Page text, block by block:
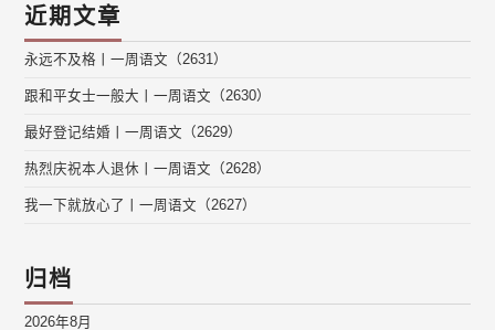
近期文章
永远不及格丨一周语文（2631）
跟和平女士一般大丨一周语文（2630）
最好登记结婚丨一周语文（2629）
热烈庆祝本人退休丨一周语文（2628）
我一下就放心了丨一周语文（2627）
归档
2026年8月